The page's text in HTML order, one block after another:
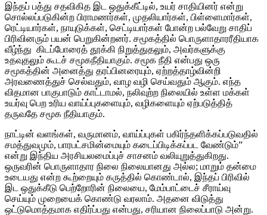
இந்தப் பத்து சதவிகித இட ஒதுக்கீட்டில், உயர் சாதியினர் என்று
சொல்லப்படுகின்ற பிராமணர்கள், முதலியார்கள், பிள்ளைமார்கள்,
ரெட்டியார்கள், நாயுடுக்கள், செட்டியார்கள் போன்ற பல்வேறு சாதிப்
பிரிவினரும் பயன் பெறுகின்றனர். சமூகத்தில் பொருளாதாரரீதியாக
வீழ்ந்து கிடப்போரைத் தூக்கி நிறுத்துதலும், அவர்களுக்கு
உதவுதலும் கூடச் சமூகநீதியாகும். சமூக நீதி என்பது ஒரு
சமூகத்தின் அனைத்து தரப்பினரையும், ஏற்றத்தாழ்வின்றி
அரவணைத்துச் செல்வதும், வாழ வழி செய்வதும் ஆகும். எந்த
விதமான பாகுபாடும் காட்டாமல், நலிவுற்ற நிலையில் உள்ள மக்கள்
உயர்வு பெற உரிய வாய்ப்புகளையும், வழிகளையும் ஏற்படுத்தித்
தருவதே சமூக நீதியாகும்.
நாட்டின் வளங்கள், வருமானம், வாய்ப்புகள் பகிர்ந்தளிக்கப்படுவதில்
சமத்துவமும், பாரபட்சமின்மையும் கடைப்பிடிக்கப்பட வேண்டும்”
என்று இந்திய அரசியலமைப்புச் சாசனம் வலியுறுத்துகிறது.
ஒருவரின் பொருளாதார நிலை நிலையானது அல்ல; மாறும் தன்மை
உடையது என்ற கூற்றையும் கருத்தில் கொண்டால், இந்தப் பிரிவில்
இட ஒதுக்கீடு பெற்றோரின் நிலையை, மேம்பாட்டைச் சீராய்வு
செய்யும் முறையைக் கொண்டு வரலாம். அதனை விடுத்து
ஒட்டுமொத்தமாக எதிர்ப்பது என்பது, சரியான நிலைப்பாடு அன்று.